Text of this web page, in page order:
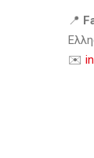
📍
✉️